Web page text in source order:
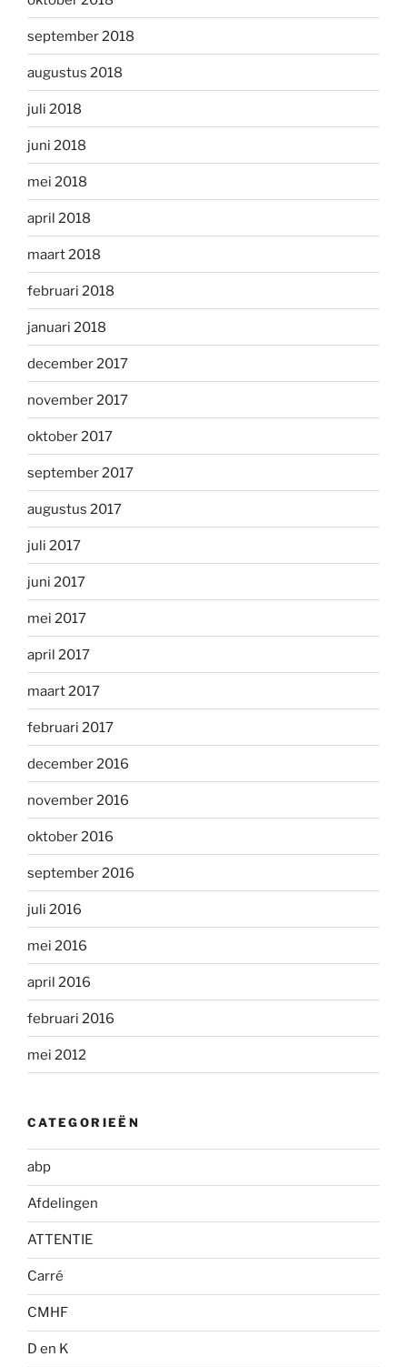
september 2018
augustus 2018
juli 2018
juni 2018
mei 2018
april 2018
maart 2018
februari 2018
januari 2018
december 2017
november 2017
oktober 2017
september 2017
augustus 2017
juli 2017
juni 2017
mei 2017
april 2017
maart 2017
februari 2017
december 2016
november 2016
oktober 2016
september 2016
juli 2016
mei 2016
april 2016
februari 2016
mei 2012
CATEGORIEËN
abp
Afdelingen
ATTENTIE
Carré
CMHF
D en K